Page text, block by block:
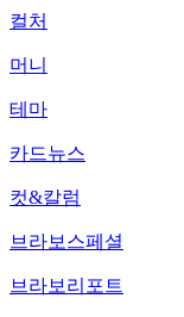
컬처
머니
테마
카드뉴스
컷&칼럼
브라보스페셜
브라보리포트